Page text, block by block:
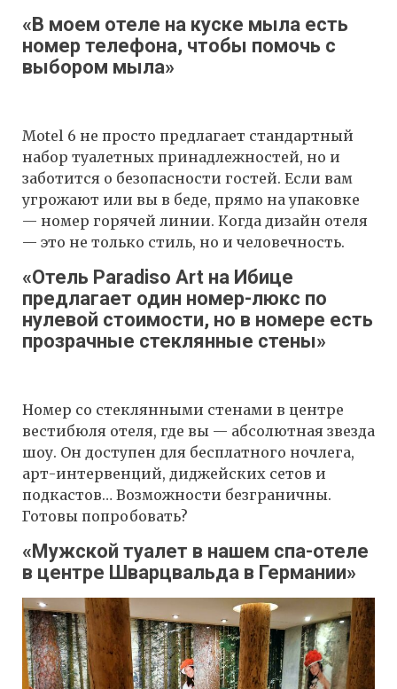
«В моем отеле на куске мыла есть
номер телефона, чтобы помочь с
выбором мыла»
Motel 6 не просто предлагает стандартный
набор туалетных принадлежностей, но и
заботится о безопасности гостей. Если вам
угрожают или вы в беде, прямо на упаковке
— номер горячей линии. Когда дизайн отеля
— это не только стиль, но и человечность.
«Отель Paradiso Art на Ибице
предлагает один номер-люкс по
нулевой стоимости, но в номере есть
прозрачные стеклянные стены»
Номер со стеклянными стенами в центре
вестибюля отеля, где вы — абсолютная звезда
шоу. Он доступен для бесплатного ночлега,
арт-интервенций, диджейских сетов и
подкастов… Возможности безграничны.
Готовы попробовать?
«Мужской туалет в нашем спа-отеле
в центре Шварцвальда в Германии»